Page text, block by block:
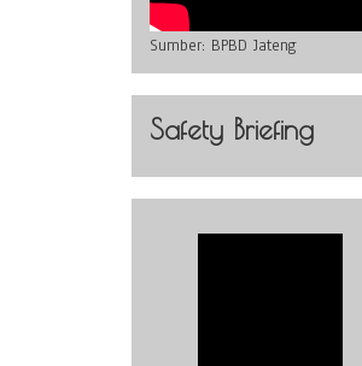
Sumber: BPBD Jateng
Safety Briefing